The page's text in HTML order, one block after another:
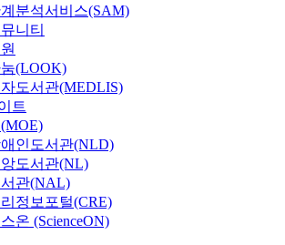
분석서비스(SAM)
니티
(LOOK)
도서관(MEDLIS)
트
인도서관(NLD)
도서관(NL)
관(NAL)
정보포털(CRE)
온 (ScienceON)